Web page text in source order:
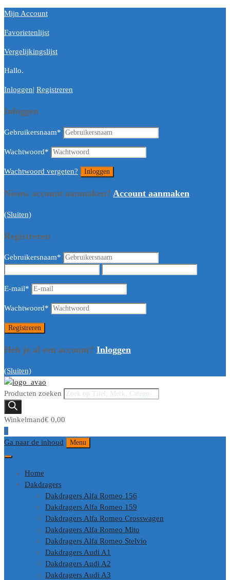
Mijn Account
Favorietenlijst
Vergelijkingslijst
Hallo.
Inloggen| Registreren
Inloggen
Gebruikersnaam*
Wachtwoord*
Wachtwoord vergeten?
Nieuw account aanmaken? Account aanmaken
(Sluiten)
Registreren
Gebruikersnaam*
E-mail*
Wachtwoord*
Heb je al een account? Inloggen
(Sluiten)
Producten zoeken
Winkelmand€ 0,00
0
Ga naar de inhoud
Menu
Home
Dakdragers
Dakdragers Alfa Romeo 156
Dakdragers Alfa Romeo 159
Dakdragers Alfa Romeo Crosswagen
Dakdragers Alfa Romeo Mito
Dakdragers Alfa Romeo Stelvio
Dakdragers Audi A1
Dakdragers Audi A2
Dakdragers Audi A3